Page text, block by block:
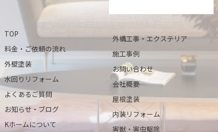
TOP
料金・ご依頼の流れ
外壁塗装
水回りリフォーム
よくあるご質問
お知らせ・ブログ
Kホームについて
外構工事・エクステリア
施工事例
お問い合わせ
会社概要
屋根塗装
内装リフォーム
害獣・害虫駆除